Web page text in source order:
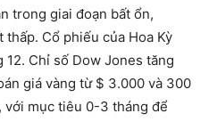
trong giai đoạn bất ổn,
Cổ phiếu của Hoa Kỳ
12. Chỉ số Dow Jones tăng
giá vàng từ $ 3.000 và 300
với mục tiêu 0-3 tháng để